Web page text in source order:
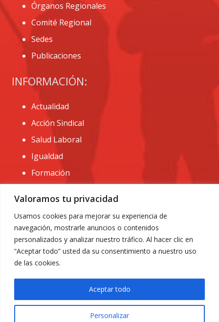
Valoramos tu privacidad
Usamos cookies para mejorar su experiencia de
navegación, mostrarle anuncios o contenidos
personalizados y analizar nuestro tráfico. Al hacer clic en
“Aceptar todo” usted da su consentimiento a nuestro uso
de las cookies.
Personalizar
Aceptar todo
Órganos Regionales
Comité Regional
Sedes
Publicaciones
INFORMACIÓN:
Actualidad
Acción Sindical
Salud Laboral
Igualdad
Formación
CONTACTO:
administracion@usomurcia.org
968 25 01 20
C/ Huerto de las bombas nº6. 30009 Murcia
Privacidad|